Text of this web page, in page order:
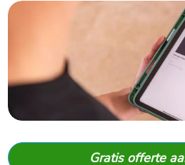
Gratis offerte